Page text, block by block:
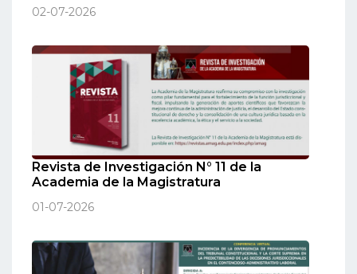
02-07-2026
Revista de Investigación N° 11 de la
Academia de la Magistratura
01-07-2026